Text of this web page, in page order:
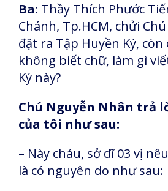
Ba: Thầy Thích Phước
Chánh, Tp.HCM, chửi
đặt ra Tập Huyền Ký,
không biết chữ, làm gì
Ký này?
Chú Nguyễn Nhân trả
của tôi như sau:
– Này cháu, sở dĩ 03 vị
là có nguyên do như sau: